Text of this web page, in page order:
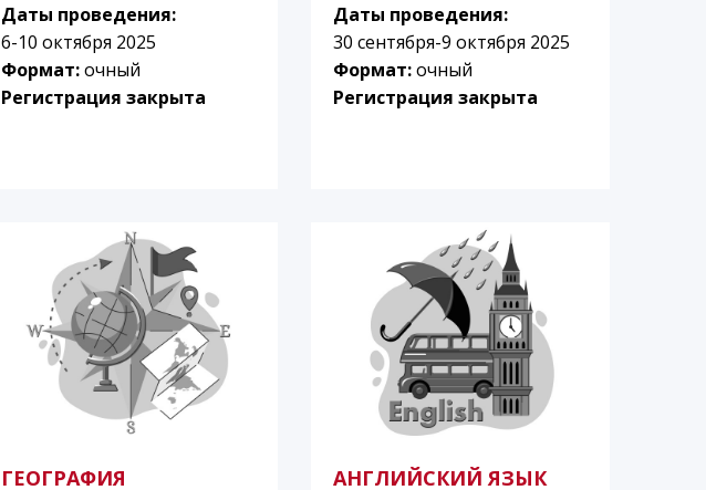
Даты проведения:
6-10 октября 2025
Формат:очный
Регистрация закрыта
Даты проведения:
30 сентября-9 октября 2025
Формат:очный
Регистрация закрыта
ГЕОГРАФИЯ АНГЛИЙСКИЙ ЯЗЫК